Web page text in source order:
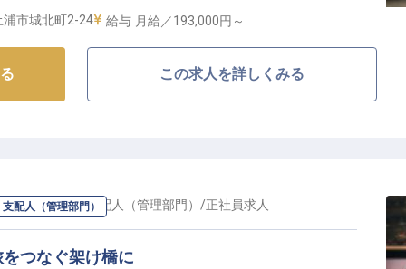
場
る美味しい料理の数々をご提供しています。
材を活かした料理で、お客様に感動と満足をお届け
スキルを広げるチャンスがたくさんあります！
る職場環境】
浦市城北町2-24 給与 月給／193,000円～
この求人を詳しくみる
配人（管理部門）
ネージャー・支配人（管理部門） /正社員求人
つなぐ架け橋に